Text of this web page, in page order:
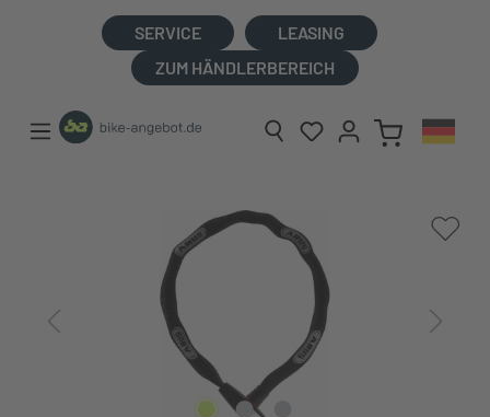
SERVICE
LEASING
ZUM HÄNDLERBEREICH
Bildergalerie überspringen